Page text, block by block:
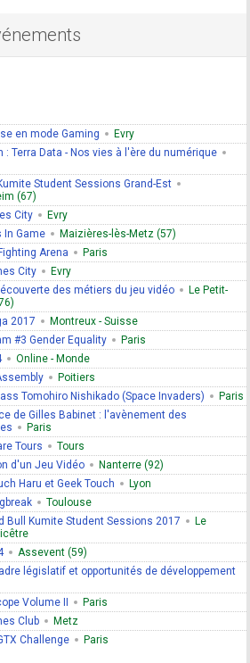
en mode Gaming Evry
: Terra Data - Nos vies à l'ère du numérique
Student Sessions Grand-Est
(67)
City Evry
In Game Maizières-lès-Metz (57)
Arena Paris
City Evry
des métiers du jeu vidéo
Le Petit-
2017 Montreux - Suisse
#3 Gender Equality Paris
Online - Monde
Poitiers
Tomohiro Nishikado (Space Invaders) Paris
de Gilles Babinet : l'avènement des
Paris
Tours Tours
d'un Jeu Vidéo Nanterre (92)
Haru et Geek Touch Lyon
Toulouse
Bull Kumite Student Sessions 2017
Le
Assevent (59)
législatif et opportunités de développement
Volume II Paris
Club Metz
Challenge Paris